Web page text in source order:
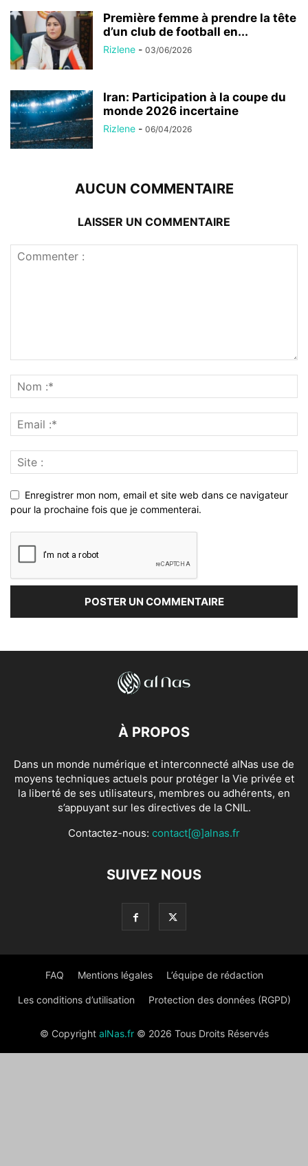
Première femme à prendre la tête
d’un club de football en...
Rizlene - 03/06/2026
Iran: Participation à la coupe du
monde 2026 incertaine
Rizlene - 06/04/2026
AUCUN COMMENTAIRE
LAISSER UN COMMENTAIRE
Enregistrer mon nom, email et site web dans ce navigateur
pour la prochaine fois que je commenterai.
À PROPOS
Dans un monde numérique et interconnecté alNas use de
moyens techniques actuels pour protéger la Vie privée et
la liberté de ses utilisateurs, membres ou adhérents, en
s’appuyant sur les directives de la CNIL.
Contactez-nous: contact[@]alnas.fr
SUIVEZ NOUS
FAQ Mentions légales L’équipe de rédaction
Les conditions d’utilisation Protection des données (RGPD)
© Copyright alNas.fr© 2026 Tous Droits Réservés